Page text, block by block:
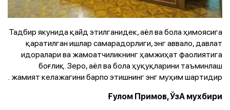
Тадбир якунида қайд этилганидек, аёл ва бола ҳимоясига
қаратилган ишлар самарадорлиги, энг аввало, давлат
идоралари ва жамоатчиликнинг ҳамжиҳат фаолиятига
боғлиқ. Зеро, аёл ва бола ҳуқуқларини таъминлаш
жамият келажагини барпо этишнинг энг муҳим шартидир.
Ғулом Примов, ЎзА мухбири